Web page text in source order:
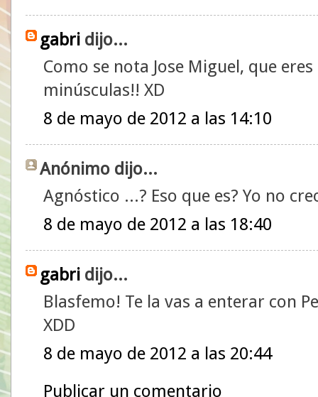
gabri dijo...
Como se nota Jose Miguel, que
minúsculas!! XD
8 de mayo de 2012 a las 14:10
Anónimo dijo...
Agnóstico ...? Eso que es? Yo no
8 de mayo de 2012 a las 18:40
gabri dijo...
Blasfemo! Te la vas a enterar con
XDD
8 de mayo de 2012 a las 20:44
Publicar un comentario